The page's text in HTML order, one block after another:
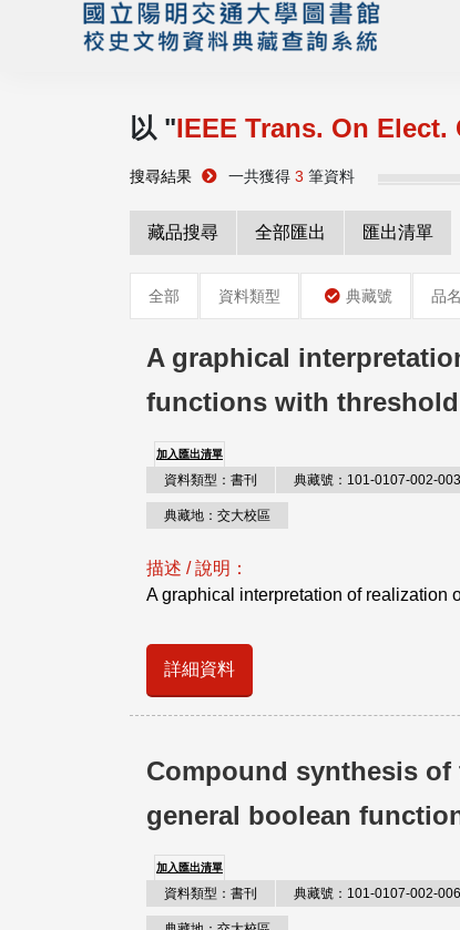
以 "IEEE Trans. On Elect.
搜尋結果 一共獲得 3 筆資料
藏品搜尋 全部匯出 匯出清單
全部 資料類型 典藏號 品名
A graphical
functions with
加入匯出清單
資料類型：書刊 典藏號：101-0107-002-003
典藏地：交大校區
描述 / 說明：
A graphical interpretation of realization
詳細資料
Compound synthesis
general boolean
加入匯出清單
資料類型：書刊 典藏號：101-0107-002-006